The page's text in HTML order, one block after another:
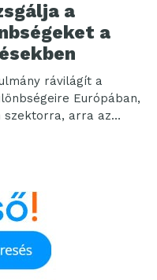
a
a
rávilágít a
Európában,
szektorra, arra az